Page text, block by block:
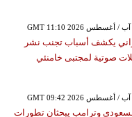
يكشف أسباب تجنب نشر
صوتية لمجتبى خامنئي
وترامب يبحثان تطورات